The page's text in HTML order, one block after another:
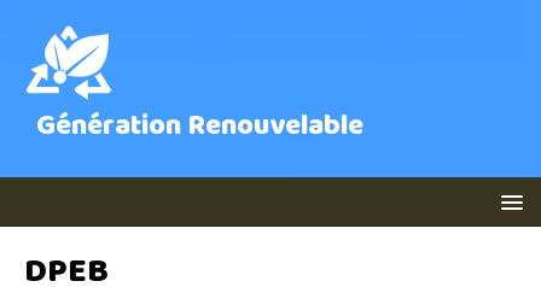
Génération Renouvelable
DPEB